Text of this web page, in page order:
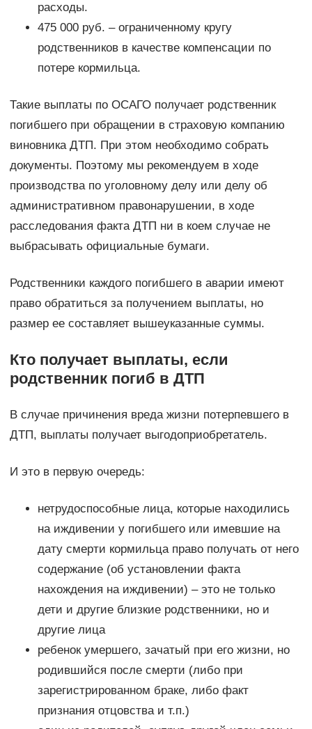
расходы.
475 000 руб. – ограниченному кругу
родственников в качестве компенсации по
потере кормильца.
Такие выплаты по ОСАГО получает родственник
погибшего при обращении в страховую компанию
виновника ДТП. При этом необходимо собрать
документы. Поэтому мы рекомендуем в ходе
производства по уголовному делу или делу об
административном правонарушении, в ходе
расследования факта ДТП ни в коем случае не
выбрасывать официальные бумаги.
Родственники каждого погибшего в аварии имеют
право обратиться за получением выплаты, но
размер ее составляет вышеуказанные суммы.
Кто получает выплаты, если
родственник погиб в ДТП
В случае причинения вреда жизни потерпевшего в
ДТП, выплаты получает выгодоприобретатель.
И это в первую очередь:
нетрудоспособные лица, которые находились
на иждивении у погибшего или имевшие на
дату смерти кормильца право получать от него
содержание (об установлении факта
нахождения на иждивении) – это не только
дети и другие близкие родственники, но и
другие лица
ребенок умершего, зачатый при его жизни, но
родившийся после смерти (либо при
зарегистрированном браке, либо факт
признания отцовства и т.п.)